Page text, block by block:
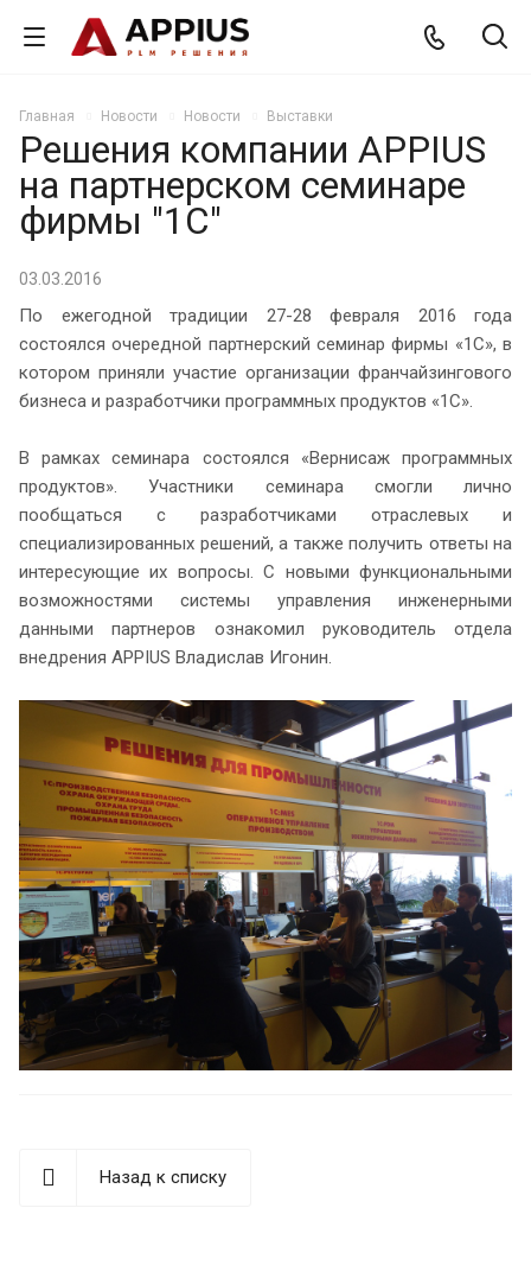
Главная Новости Новости Выставки
Решения компании APPIUS
на партнерском семинаре
фирмы "1С"
03.03.2016
По ежегодной традиции 27-28 февраля 2016 года
состоялся очередной партнерский семинар фирмы «1С», в
котором приняли участие организации франчайзингового
бизнеса и разработчики программных продуктов «1С».
В рамках семинара состоялся «Вернисаж программных
продуктов». Участники семинара смогли лично
пообщаться с разработчиками отраслевых и
специализированных решений, а также получить ответы на
интересующие их вопросы. С новыми функциональными
возможностями системы управления инженерными
данными партнеров ознакомил руководитель отдела
внедрения APPIUS Владислав Игонин.
Назад к списку